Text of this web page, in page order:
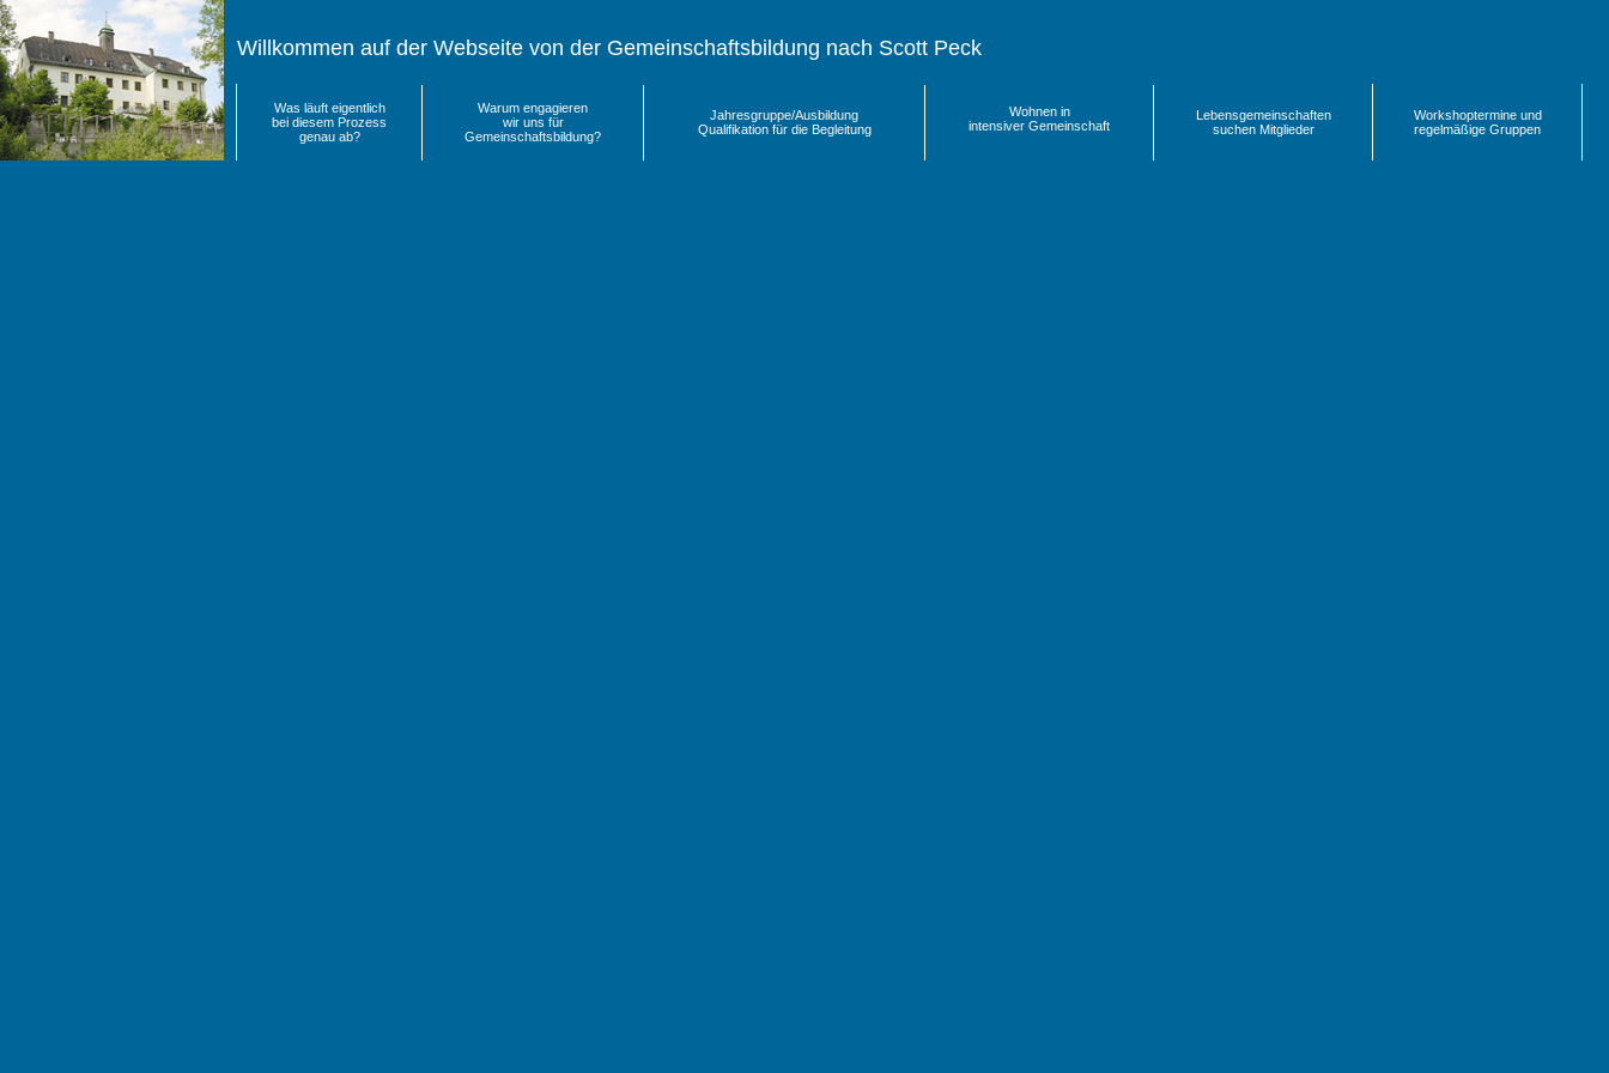
Willkommen auf der Webseite von der Gemeinschaftsbildung nach Scott Peck
Was läuft eigentlich
bei diesem Prozess
genau ab?
Warum engagieren
wir uns für
Gemeinschaftsbildung?
Jahresgruppe/Ausbildung
Qualifikation für die Begleitung
Wohnen in
intensiver Gemeinschaft
Lebensgemeinschaften
suchen Mitglieder
Workshoptermine und
regelmäßige Gruppen